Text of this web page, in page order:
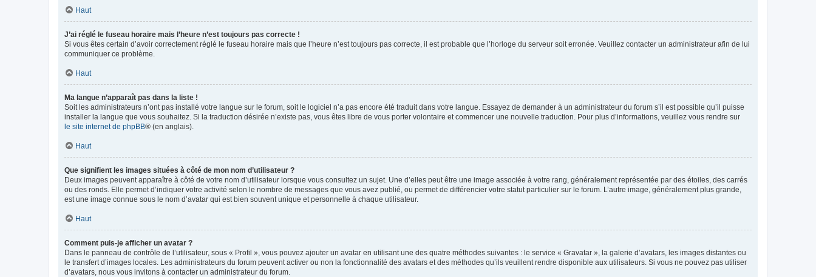
Haut
J’ai réglé le fuseau horaire mais l’heure n’est toujours pas correcte !
Si vous êtes certain d’avoir correctement réglé le fuseau horaire mais que l’heure n’est toujours pas correcte, il est probable que l’horloge du serveur soit erronée. Veuillez contacter un administrateur afin de lui
communiquer ce problème.
Haut
Ma langue n’apparaît pas dans la liste !
Soit les administrateurs n’ont pas installé votre langue sur le forum, soit le logiciel n’a pas encore été traduit dans votre langue. Essayez de demander à un administrateur du forum s’il est possible qu’il puisse
installer la langue que vous souhaitez. Si la traduction désirée n’existe pas, vous êtes libre de vous porter volontaire et commencer une nouvelle traduction. Pour plus d’informations, veuillez vous rendre sur
le site internet de phpBB® (en anglais).
Haut
Que signifient les images situées à côté de mon nom d’utilisateur ?
Deux images peuvent apparaître à côté de votre nom d’utilisateur lorsque vous consultez un sujet. Une d’elles peut être une image associée à votre rang, généralement représentée par des étoiles, des carrés
ou des ronds. Elle permet d’indiquer votre activité selon le nombre de messages que vous avez publié, ou permet de différencier votre statut particulier sur le forum. L’autre image, généralement plus grande,
est une image connue sous le nom d’avatar qui est bien souvent unique et personnelle à chaque utilisateur.
Haut
Comment puis-je afficher un avatar ?
Dans le panneau de contrôle de l’utilisateur, sous « Profil », vous pouvez ajouter un avatar en utilisant une des quatre méthodes suivantes : le service « Gravatar », la galerie d’avatars, les images distantes ou
le transfert d’images locales. Les administrateurs du forum peuvent activer ou non la fonctionnalité des avatars et des méthodes qu’ils veuillent rendre disponible aux utilisateurs. Si vous ne pouvez pas utiliser
d’avatars, nous vous invitons à contacter un administrateur du forum.